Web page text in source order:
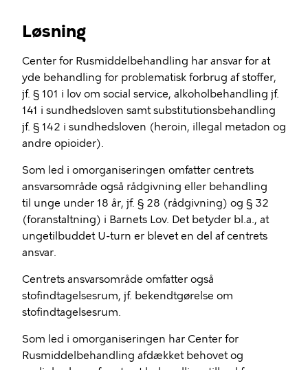
Løsning
Center for Rusmiddelbehandling har ansvar for at
yde behandling for problematisk forbrug af stoffer,
jf. § 101 i ov om social service, alkoho behandling jf.
141 i sundhedsloven samt substitutionsbehandling
jf. § 142 i sundhedsloven (heroin, illegal metadon og
andre opioider).
Som led i omorganiseringen omfatter centrets
ansvarsområde også rådgivning eller behandling
til unge under 18 år, jf. § 28 (rådgivning) og § 32
(foranstaltning) i Barnets Lov. Det betyder bl.a., at
ungetilbuddet U-turn er blevet en del af centrets
ansvar.
Centrets ansvarsområde omfatter også
stofindtagelsesrum, jf. bekendtgørelse om
stofindtagelsesrum.
Som led i omorganiseringen har Center for
Rusmiddelbehandling afdækketbehovetog